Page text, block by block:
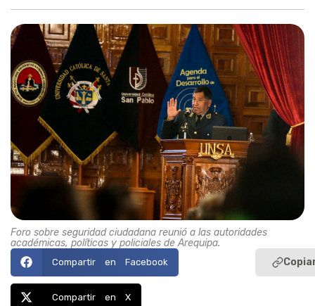
Foro sobre seguridad ciudadana reunió a las autoridades
académicas, políticas y policiales de Arequipa.
Compartir en Facebook
Compartir en X